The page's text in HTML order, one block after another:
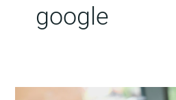
google